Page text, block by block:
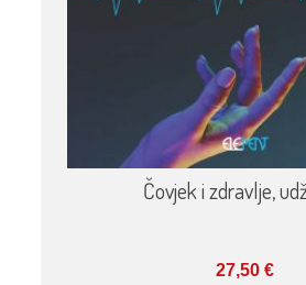
Čovjek i zdravlje,
27,50 €